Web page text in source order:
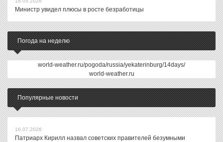
Министр увидел плюсы в росте безработицы
Погода на неделю
world-weather.ru/pogoda/russia/yekaterinburg/14days/
world-weather.ru
Популярные новости
16.07.2026
Патриарх Кирилл назвал советских правителей безумными